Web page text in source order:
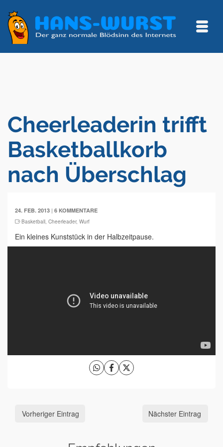
Cheerleaderin trifft
Basketballkorb
nach Überschlag
24. FEB. 2013 | 6 KOMMENTARE
Basketball, Cheerleader, Wurf
Ein kleines Kunststück in der Halbzeitpause.
Vorheriger Eintrag Nächster Eintrag